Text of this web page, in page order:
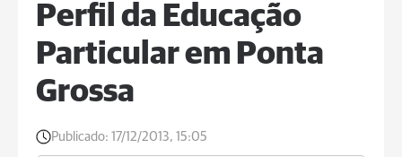
Perfil da Educação
Particular em Ponta
Grossa
Publicado: 17/12/2013, 15:05